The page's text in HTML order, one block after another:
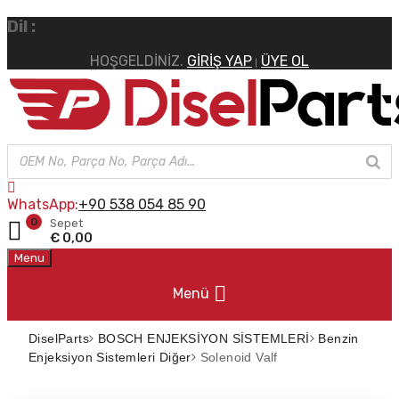
Dil :
HOŞGELDİNİZ. GIRIŞ YAP ÜYE OL
WhatsApp:+90 538 054 85 90
Sepet
€ 0,00
0
Menu
Menü
DiselParts BOSCH ENJEKSİYON SİSTEMLERİ
Benzin
Enjeksiyon Sistemleri Diğer
Solenoid Valf